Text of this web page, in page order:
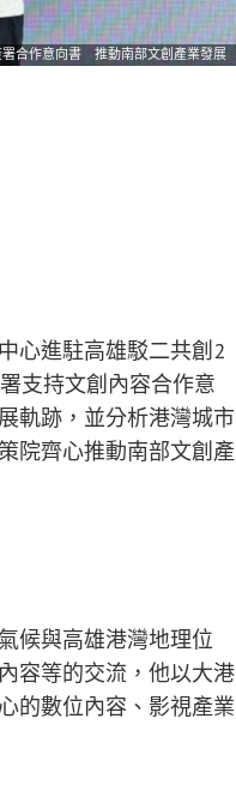
署合作意向書 推動南部文創產業發展
心進駐高雄駁二共創2
支持文創內容合作意
軌跡，並分析港灣城市
院齊心推動南部文創產
候與高雄港灣地理位
容等的交流，他以大港
的數位內容、影視產業